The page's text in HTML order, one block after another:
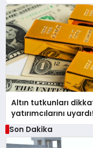
Altın tutkunları
yatırımcılarını
Son Dakika